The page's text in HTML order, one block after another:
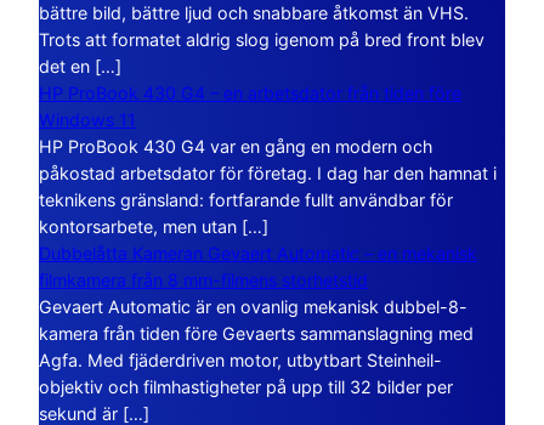
bättre bild, bättre ljud och snabbare åtkomst än VHS.
Trots att formatet aldrig slog igenom på bred front blev
det en […]
HP ProBook 430 G4 – en arbetsdator från tiden före
Windows 11
HP ProBook 430 G4 var en gång en modern och
påkostad arbetsdator för företag. I dag har den hamnat i
teknikens gränsland: fortfarande fullt användbar för
kontorsarbete, men utan […]
Dubbelåtta Kameran Gevaert Automatic – en mekanisk
filmkamera från 8 mm-filmens storhetstid
Gevaert Automatic är en ovanlig mekanisk dubbel-8-
kamera från tiden före Gevaerts sammanslagning med
Agfa. Med fjäderdriven motor, utbytbart Steinheil-
objektiv och filmhastigheter på upp till 32 bilder per
sekund är […]